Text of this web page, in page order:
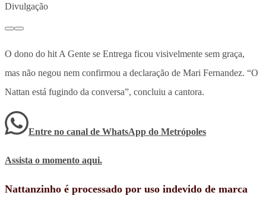
Divulgação
O dono do hit A Gente se Entrega ficou visivelmente sem graça,
mas não negou nem confirmou a declaração de Mari Fernandez. “O
Nattan está fugindo da conversa”, concluiu a cantora.
Entre no canal de WhatsApp do Metrópoles
Assista o momento aqui.
Nattanzinho é processado por uso indevido de marca